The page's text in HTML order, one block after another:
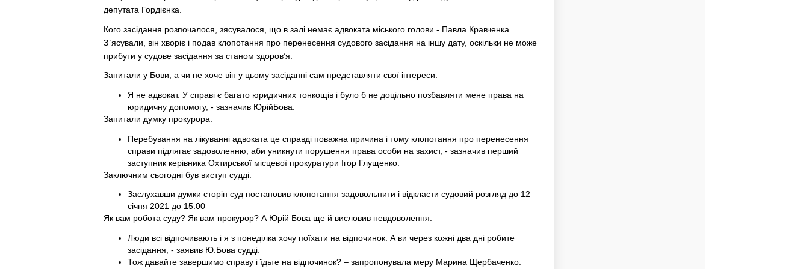
депутата Гордієнка.
Кого засідання розпочалося, зясувалося, що в залі немає адвоката міського голови - Павла Кравченка.
З`ясували, він хворіє і подав клопотання про перенесення судового засідання на іншу дату, оскільки не може
прибути у судове засідання за станом здоров’я.
Запитали у Бови, а чи не хоче він у цьому засіданні сам представляти свої інтереси.
Я не адвокат. У справі є багато юридичних тонкощів і було б не доцільно позбавляти мене права на
юридичну допомогу, - зазначив ЮрійБова.
Запитали думку прокурора.
Перебування на лікуванні адвоката це справді поважна причина і тому клопотання про перенесення
справи підлягає задоволенню, аби уникнути порушення права особи на захист, - зазначив перший
заступник керівника Охтирської місцевої прокуратури Ігор Глущенко.
Заключним сьогодні був виступ судді.
Заслухавши думки сторін суд постановив клопотання задовольнити і відкласти судовий розгляд до 12
січня 2021 до 15.00
Як вам робота суду? Як вам прокурор? А Юрій Бова ще й висловив невдоволення.
Люди всі відпочивають і я з понеділка хочу поїхати на відпочинок. А ви через кожні два дні робите
засідання, - заявив Ю.Бова судді.
Тож давайте завершимо справу і їдьте на відпочинок? – запропонувала меру Марина Щербаченко.